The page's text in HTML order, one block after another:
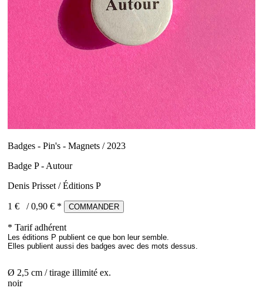
Badges - Pin's - Magnets / 2023
Badge P - Autour
Denis Prisset / Éditions P
1 € /0,90 € * COMMANDER
* Tarif adhérent
Les éditions P publient ce que bon leur semble.
Elles publient aussi des badges avec des mots dessus.
Ø 2,5 cm / tirage illimité ex.
noir